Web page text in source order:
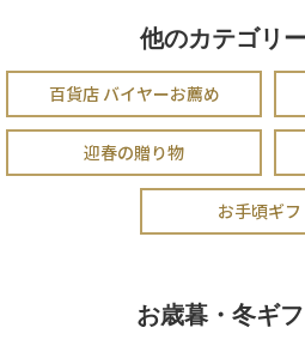
他のカテゴリ
百貨店 バイヤーお薦め
迎春の贈り物
お手頃ギフ
お歳暮・冬ギ